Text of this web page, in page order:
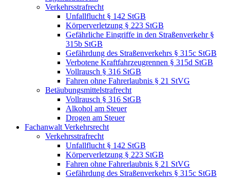
Verkehrsstrafrecht
Unfallflucht § 142 StGB
Körperverletzung § 223 StGB
Gefährliche Eingriffe in den Straßenverkehr §
315b StGB
Gefährdung des Straßenverkehrs § 315c StGB
Verbotene Kraftfahrzeugrennen § 315d StGB
Vollrausch § 316 StGB
Fahren ohne Fahrerlaubnis § 21 StVG
Betäubungsmittelstrafrecht
Vollrausch § 316 StGB
Alkohol am Steuer
Drogen am Steuer
Fachanwalt Verkehrsrecht
Verkehrsstrafrecht
Unfallflucht § 142 StGB
Körperverletzung § 223 StGB
Fahren ohne Fahrerlaubnis § 21 StVG
Gefährdung des Straßenverkehrs § 315c StGB